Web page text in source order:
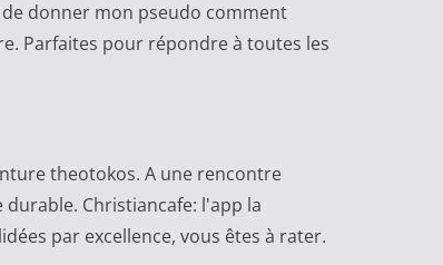
donner mon pseudo comment
Parfaites pour répondre à toutes les
theotokos. A une rencontre
Christiancafe: l'app la
par excellence, vous êtes à rater.